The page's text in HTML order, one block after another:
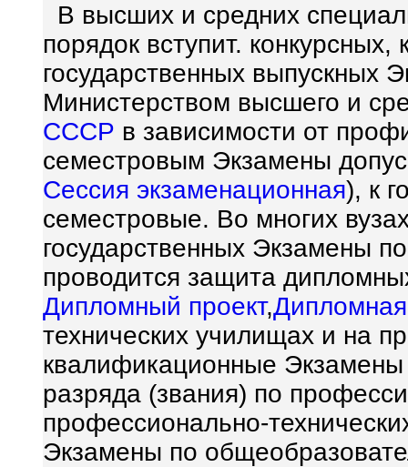
В высших и средних
порядок вступит.
государственных выпускных
Министерством высшего и
СССР в зависимости от
семестровым Экзамены
Сессия экзаменационная), к
семестровые. Во многих
государственных Экзамены
проводится защита
Дипломный проект,
технических училищах и на
квалификационные Экзамены
разряда (звания) по
профессионально-
Экзамены по